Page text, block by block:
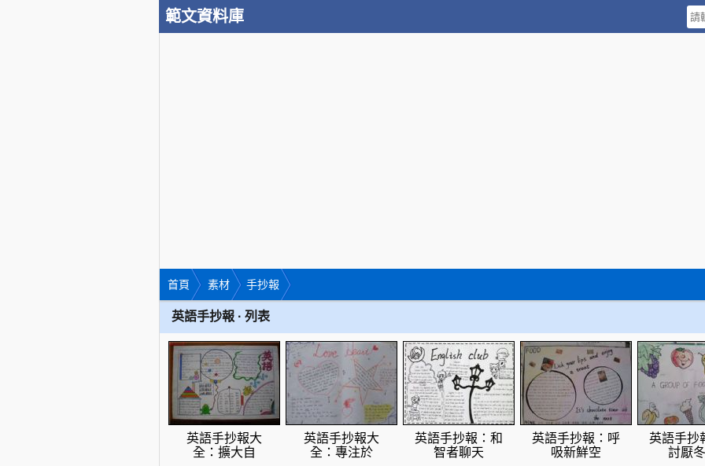
範文資料庫
首頁 素材 手抄報
英語手抄報 · 列表
英語手抄報大
全：擴大自
英語手抄報大
全：專注於
英語手抄報：和
智者聊天
英語手抄報：呼
吸新鮮空
英語手抄
討厭